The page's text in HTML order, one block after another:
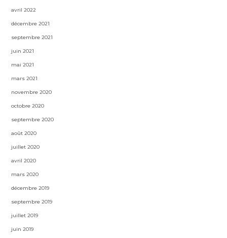
avril 2022
décembre 2021
septembre 2021
juin 2021
mai 2021
mars 2021
novembre 2020
octobre 2020
septembre 2020
août 2020
juillet 2020
avril 2020
mars 2020
décembre 2019
septembre 2019
juillet 2019
juin 2019